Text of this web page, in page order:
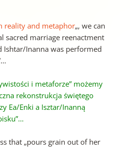
reality and metaphor„, we can
sacred marriage reenactment
Ishtar/Inanna was performed
i metaforze” możemy
rekonstrukcja świętego
Ea/Enki a Isztar/Inanną
that „pours grain out of her